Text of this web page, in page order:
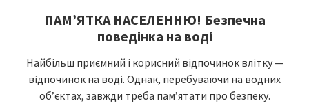
ПАМ’ЯТКА НАСЕЛЕННЮ! Безпечна
поведінка на воді
Найбільш приємний і корисний відпочинок влітку —
відпочинок на воді. Однак, перебуваючи на водних
об’єктах, завжди треба пам’ятати про безпеку.